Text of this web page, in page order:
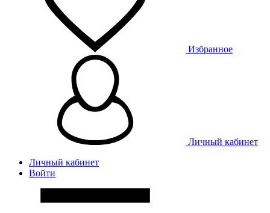
Избранное
Личный кабинет
Личный кабинет
Войти